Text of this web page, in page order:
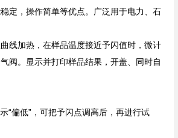
定，操作简单等优点。广泛用于电力、石
加热，在样品温度接近予闪值时，微计
阀。显示并打印样品结果，开盖、同时自
“偏低”，可把予闪点调高后，再进行试